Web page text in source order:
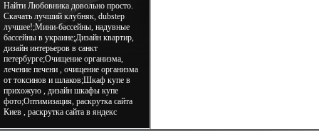
Найти Любовника довольно просто.
Скачать лучший клубняк, dubstep
лучшее!;Мини-бассейны, надувные
бассейны в украине;Дизайн квартир,
дизайн интерьеров в санкт
петербурге;Очищение организма,
лечение печени , очищение организма
от токсинов и шлаков;Шкаф купе в
прихожую , дизайн шкафы купе
фото;Оптимизация, раскрутка сайта
Киев , раскрутка сайта в яндекс